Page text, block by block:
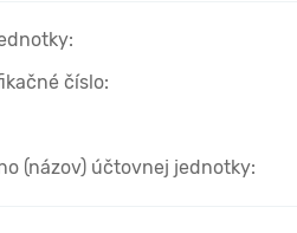
číslo:
(názov) účtovnej jednotky: